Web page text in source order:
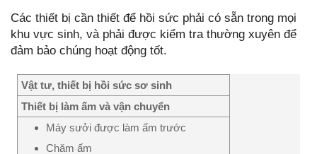
Các thiết bị cần thiết để hồi sức phải có sẵn trong mọi
khu vực sinh, và phải được kiểm tra thường xuyên để
đảm bảo chúng hoạt động tốt.
Vật tư, thiết bị hồi sức sơ sinh
Thiết bị làm ấm và vận chuyển
Máy sưởi được làm ấm trước
Chăm ấm